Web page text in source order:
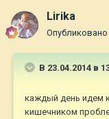
Lirika
Опубликовано
В 23.04.2014 в
каждый день идем
кишечником